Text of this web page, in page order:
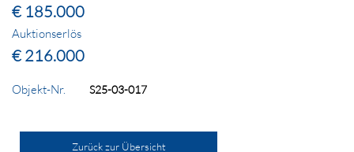
€ 185.000
Auktionserlös
€ 216.000
Objekt-Nr. S25-03-017
Zurück zur Übersicht